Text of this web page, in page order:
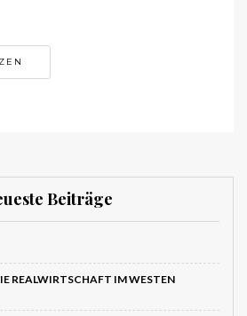
Beiträge
REALWIRTSCHAFT IM WESTEN